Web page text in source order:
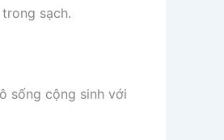
sạch.
sống cộng sinh với